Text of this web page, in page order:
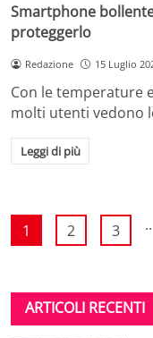
Smartphone
proteggerlo
Redazione 15 Luglio
Con le temperature
molti utenti vedono
Leggi di più
1 2 3
ARTICOLI RECENTI